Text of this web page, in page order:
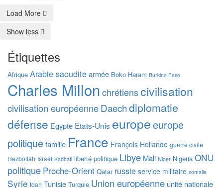
Load More
Show less
Étiquettes
Afrique Arabie saouditearmée Boko Haram Burkina Faso
Charles Millonchrétienscivilisation
civilisation européenneDaechdiplomatie
défense Egypte Etats‐Unis europeeurope
politique famille France François Hollande guerre civile
Hezbollah Israël Kadhafi liberté politique Libye Mali Niger Nigeria ONU
politique Proche-Orient Qatar russie service militaire somalie
Syrie tdah Tunisie Turquie Union européenne unité nationale